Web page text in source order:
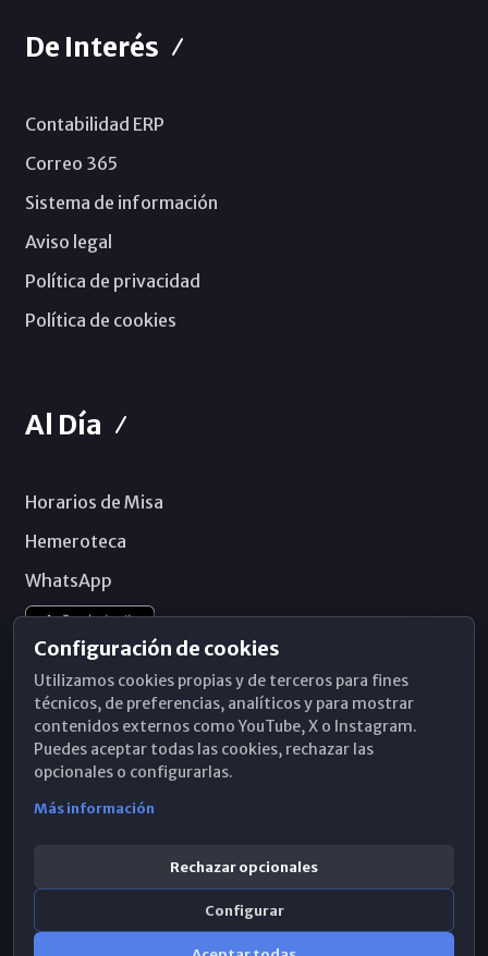
De Interés
Contabilidad ERP
Correo 365
Sistema de información
Aviso legal
Política de privacidad
Política de cookies
Al Día
Horarios de Misa
Hemeroteca
WhatsApp
Configuración de cookies
Utilizamos cookies propias y de terceros para fines
técnicos, de preferencias, analíticos y para mostrar
contenidos externos como YouTube, X o Instagram.
Puedes aceptar todas las cookies, rechazar las
opcionales o configurarlas.
Más información
Rechazar opcionales
Configurar